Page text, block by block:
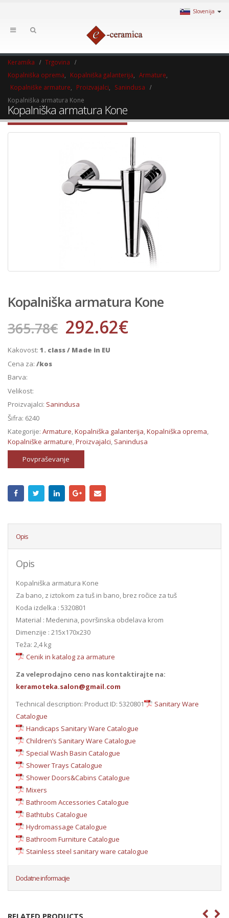
Slovenija
Keramika
Trgovina
Kopalniška oprema
Kopalniška galanterija Armature
Kopalniške armature
Proizvajalci
Sanindusa
Kopalniška armatura Kone
Kopalniška armatura Kone
Kopalniška armatura Kone
365.78€ 292.62€
Kakovost: 1. class / Made in EU
Cena za: /kos
Barva:
Velikost:
Proizvajalci: Sanindusa
Šifra: 6240
Kategorije: Armature,Kopalniška galanterija,Kopalniška oprema,
Kopalniške armature,Proizvajalci, Sanindusa
Povpraševanje
Opis
Opis
Kopalniška armatura Kone
Za bano, z iztokom za tuš in bano, brez ročice za tuš
Koda izdelka : 5320801
Material : Medenina, površinska obdelava krom
Dimenzije : 215x170x230
Teža: 2,4 kg
Cenik in katalog za armature
Za veleprodajno ceno nas kontaktirajte na:
keramoteka.salon@gmail.com
Technical description: Product ID: 5320801
Sanitary Ware
Catalogue
Handicaps Sanitary Ware Catalogue
Children’s Sanitary Ware Catalogue
Special Wash Basin Catalogue
Shower Trays Catalogue
Shower Doors&Cabins Catalogue
Mixers
Bathroom Accessories Catalogue
Bathtubs Catalogue
Hydromassage Catalogue
Bathroom Furniture Catalogue
Stainless steel sanitary ware catalogue
Dodatne informacije
RELATED PRODUCTS